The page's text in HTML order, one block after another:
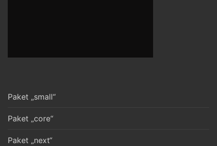
Paket „small“
Paket „core“
Paket „next“